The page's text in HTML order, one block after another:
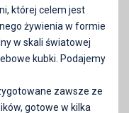
której celem jest
żywienia w formie
w skali światowej
kubki. Podajemy
zawsze ze
gotowe w kilka